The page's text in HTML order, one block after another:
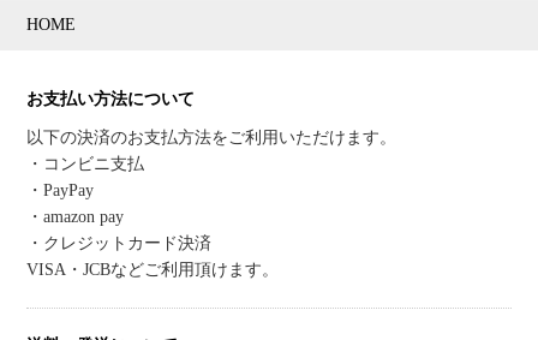
HOME
お支払い方法について
以下の決済のお支払方法をご利用いただけます。
・コンビニ支払
・PayPay
・amazon pay
・クレジットカード決済
VISA・JCBなどご利用頂けます。